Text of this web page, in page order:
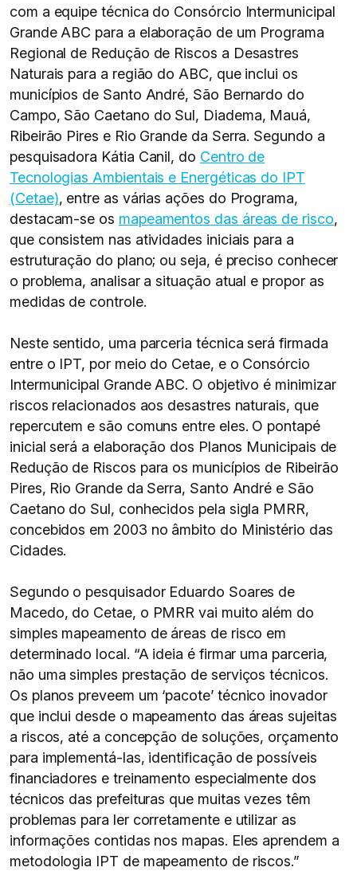
com a equipe técnica do Consórcio Intermunicipal
Grande ABC para a elaboração de um Programa
Regional de Redução de Riscos a Desastres
Naturais para a região do ABC, que inclui os
municípios de Santo André, São Bernardo do
Campo, São Caetano do Sul, Diadema, Mauá,
Ribeirão Pires e Rio Grande da Serra. Segundo a
pesquisadora Kátia Canil, do Centro de
Tecnologias Ambientais e Energéticas do IPT
(Cetae), entre as várias ações do Programa,
destacam-se os mapeamentos das áreas de risco,
que consistem nas atividades iniciais para a
estruturação do plano; ou seja, é preciso conhecer
o problema, analisar a situação atual e propor as
medidas de controle.
Neste sentido, uma parceria técnica será firmada
entre o IPT, por meio do Cetae, e o Consórcio
Intermunicipal Grande ABC. O objetivo é minimizar
riscos relacionados aos desastres naturais, que
repercutem e são comuns entre eles. O pontapé
inicial será a elaboração dos Planos Municipais de
Redução de Riscos para os municípios de Ribeirão
Pires, Rio Grande da Serra, Santo André e São
Caetano do Sul, conhecidos pela sigla PMRR,
concebidos em 2003 no âmbito do Ministério das
Cidades.
Segundo o pesquisador Eduardo Soares de
Macedo, do Cetae, o PMRR vai muito além do
simples mapeamento de áreas de risco em
determinado local. “A ideia é firmar uma parceria,
não uma simples prestação de serviços técnicos.
Os planos preveem um ‘pacote’ técnico inovador
que inclui desde o mapeamento das áreas sujeitas
a riscos, até a concepção de soluções, orçamento
para implementá-las, identificação de possíveis
financiadores e treinamento especialmente dos
técnicos das prefeituras que muitas vezes têm
problemas para ler corretamente e utilizar as
informações contidas nos mapas. Eles aprendem a
metodologia IPT de mapeamento de riscos.”